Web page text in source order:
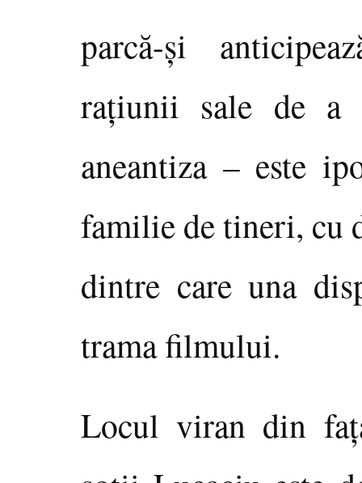
parcă-şi
raţiunii sale de
aneantiza – este
familie de tineri, cu
dintre care una
trama filmului.
Locul viran din